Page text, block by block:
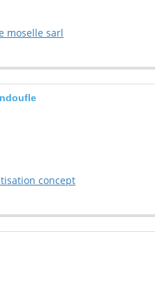
moselle sarl
concept